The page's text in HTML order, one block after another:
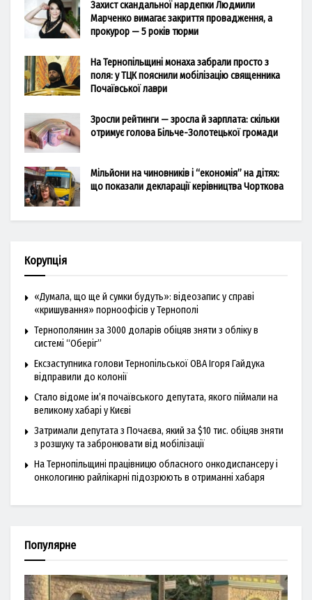
Захист скандальної нардепки Людмили
Марченко вимагає закриття провадження, а
прокурор — 5 років тюрми
На Тернопільщині монаха забрали просто з
поля: у ТЦК пояснили мобілізацію священника
Почаївської лаври
Зросли рейтинги — зросла й зарплата: скільки
отримує голова Більче-Золотецької громади
Мільйони на чиновників і “економія” на дітях:
що показали декларації керівництва Чорткова
Корупція
«Думала, що ще й сумки будуть»: відеозапис у справі
«кришування» порноофісів у Тернополі
Тернополянин за 3000 доларів обіцяв зняти з обліку в
системі “Оберіг”
Ексзаступника голови Тернопільської ОВА Ігоря Гайдука
відправили до колонії
Стало відоме ім’я почаївського депутата, якого піймали на
великому хабарі у Києві
Затримали депутата з Почаєва, який за $10 тис. обіцяв зняти
з розшуку та забронювати від мобілізації
На Тернопільщині працівницю обласного онкодиспансеру і
онкологиню райлікарні підозрюють в отриманні хабаря
Популярне